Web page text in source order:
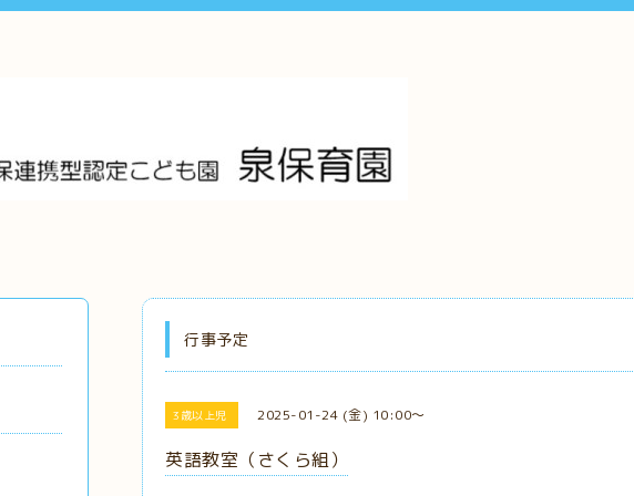
行事予定
3歳以上児 2025-01-24 (金) 10:00～
英語教室（さくら組）